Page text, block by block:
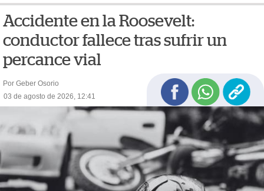
Accidente en la Roosevelt:
conductor fallece tras sufrir un
percance vial
Por Geber Osorio
03 de agosto de 2026, 12:41